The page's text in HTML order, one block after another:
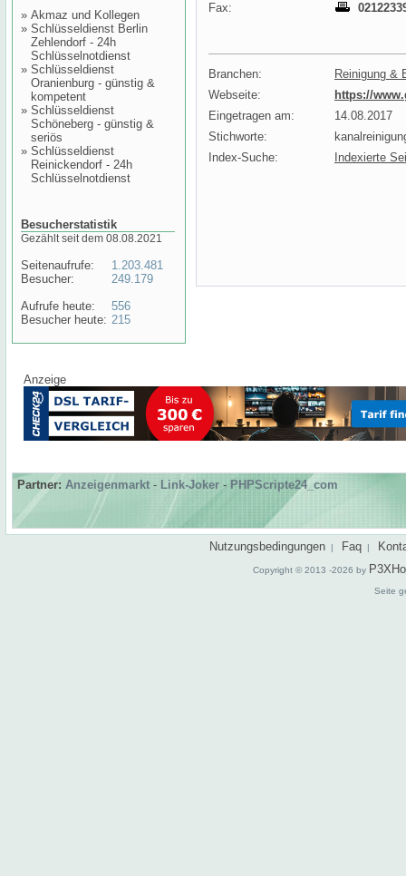
» Akmaz und Kollegen
» Schlüsseldienst Berlin
Zehlendorf - 24h
Schlüsselnotdienst
» Schlüsseldienst
Oranienburg - günstig &
kompetent
» Schlüsseldienst
Schöneberg - günstig &
seriös
» Schlüsseldienst
Reinickendorf - 24h
Schlüsselnotdienst
Besucherstatistik
Gezählt seit dem 08.08.2021
Seitenaufrufe:
Besucher:
Aufrufe heute:
Besucher heute:
1.203.481
249.179
556
215
Fax:
Branchen:
Reinigung &
Webseite:
https://
Eingetragen am:
14.08.2017
Stichworte:
Index-Suche:
Indexierte
Anzeige
Partner: Anzeigenmarkt - Link-Joker - PHPScripte24_com
Nutzungsbedingungen | Faq |
Copyright © 2013 -2026 by
Seite